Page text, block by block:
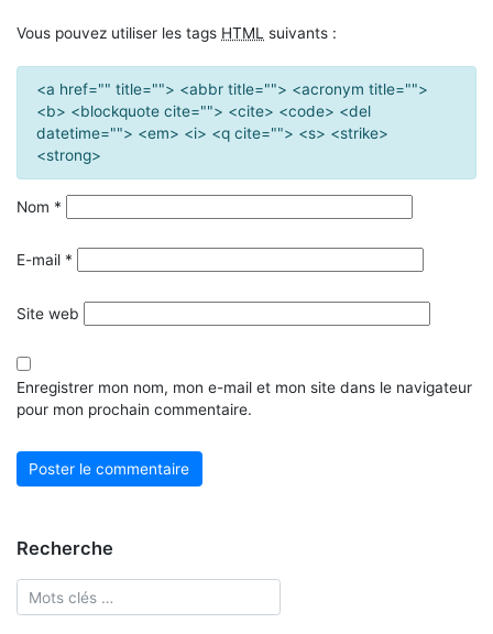
Vous pouvez utiliser les tags HTML suivants :
<a href="" title=""> <abbr title=""> <acronym title="">
<b> <blockquote cite=""> <cite> <code> <del
datetime=""> <em> <i> <q cite=""> <s> <strike>
<strong>
Nom *
E-mail *
Site web
Enregistrer mon nom, mon e-mail et mon site dans le navigateur
pour mon prochain commentaire.
Recherche